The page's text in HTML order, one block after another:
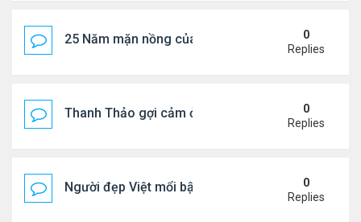
25 Năm mặn nồng của 'Điệp viên 007'
0
Replies
Thanh Thảo gợi cảm ở tuổi 49
0
Replies
Người đẹp Việt mổi bật giữa dàn sao châu Á
0
Replies